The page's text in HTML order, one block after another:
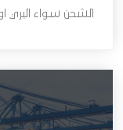
الشحن سواء البري